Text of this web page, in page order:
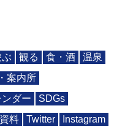
観る 食・酒
温泉
案内所
ダー
SDGs
料 Twitter
Instagram